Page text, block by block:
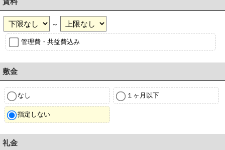
～
管理費・共益費込み
敷金
なし １ヶ月以下
指定しない
礼金